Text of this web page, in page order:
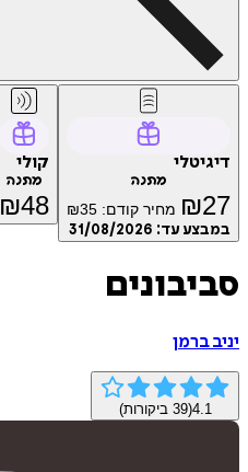
דיגיטלי
מתנה
₪27 מחיר קודם: ₪35
במבצע עד: 31/08/2026
קולי
מתנה
₪48
סביבונים
יניב ברמן
4.1
(
39 ביקורות)